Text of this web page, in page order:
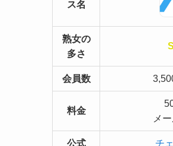
ス名
熟女の
多さ
会員数
料金
メ
公式 チ